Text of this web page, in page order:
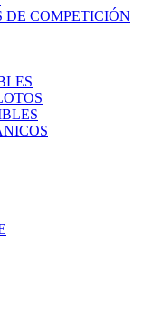
COMPETICIÓN